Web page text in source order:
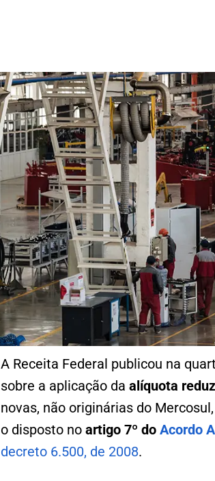
A Receita Federal publicou na
sobre a aplicação da alíquota
novas, não originárias do
o disposto no artigo 7º do Acordo
decreto 6.500, de 2008.